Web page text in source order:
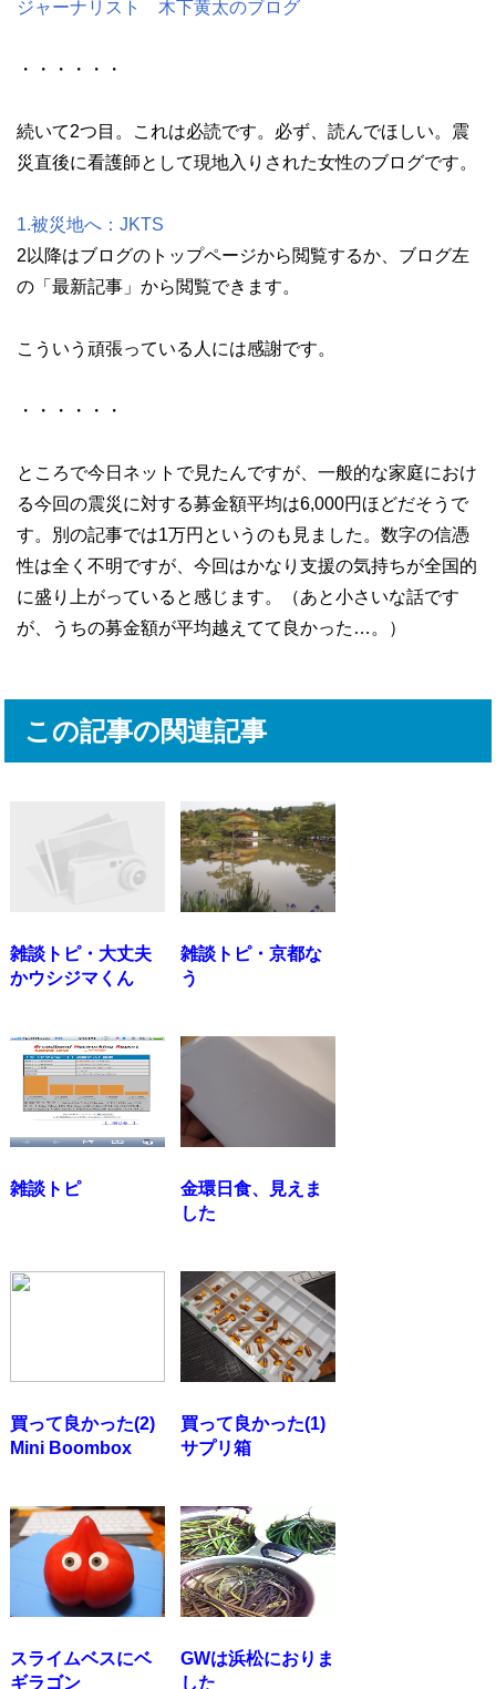
ジャーナリスト 木下黄太のブログ
・・・・・・
続いて2つ目。これは必読です。必ず、読んでほしい。震
災直後に看護師として現地入りされた女性のブログです。
1.被災地へ：JKTS
2以降はブログのトップページから閲覧するか、ブログ左
の「最新記事」から閲覧できます。
こういう頑張っている人には感謝です。
・・・・・・
ところで今日ネットで見たんですが、一般的な家庭におけ
る今回の震災に対する募金額平均は6,000円ほどだそうで
す。別の記事では1万円というのも見ました。数字の信憑
性は全く不明ですが、今回はかなり支援の気持ちが全国的
に盛り上がっていると感じます。（あと小さいな話です
が、うちの募金額が平均越えてて良かった…。）
この記事の関連記事
雑談トピ・大丈夫
かウシジマくん
雑談トピ・京都な
う
雑談トピ
金環日食、見えま
した
買って良かった(2)
Mini Boombox
買って良かった(1)
サプリ箱
スライムベスにベ
ギラゴン
GWは浜松におりま
した